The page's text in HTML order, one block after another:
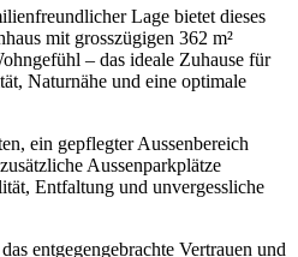
Lage bietet dieses
mit grosszügigen 362 m²
– das ideale Zuhause für
Naturnähe und eine optimale
ein gepflegter Aussenbereich
Aussenparkplätze
Entfaltung und unvergessliche
entgegengebrachte Vertrauen und